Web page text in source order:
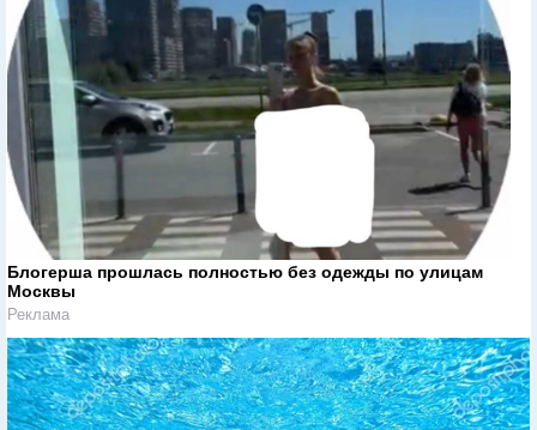
Блогерша прошлась полностью без одежды по улицам
Москвы
Реклама